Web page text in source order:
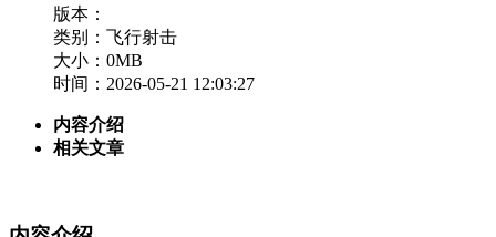
版本：
类别：飞行射击
大小：0MB
时间：2026-05-21 12:03:27
内容介绍
相关文章